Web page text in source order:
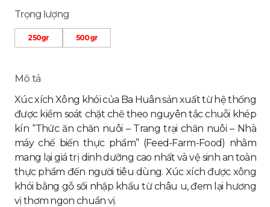
Trọng lượng
250gr 500gr
Mô tả
Xúc xích Xông khói của Ba Huân sản xuất từ hệ thống
được kiểm soát chặt chẽ theo nguyên tắc chuỗi khép
kín “Thức ăn chăn nuôi – Trang trại chăn nuôi – Nhà
máy chế biến thực phẩm” (Feed-Farm-Food) nhằm
mang lại giá trị dinh dưỡng cao nhất và vệ sinh an toàn
thực phẩm đến người tiêu dùng. Xúc xích được xông
khói bằng gỗ sồi nhập khẩu từ châu u, đem lại hương
vị thơm ngon chuẩn vị.